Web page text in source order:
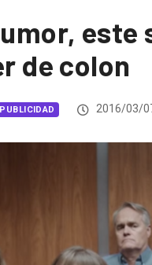
este
de colon
PUBLICIDAD 2016/03/